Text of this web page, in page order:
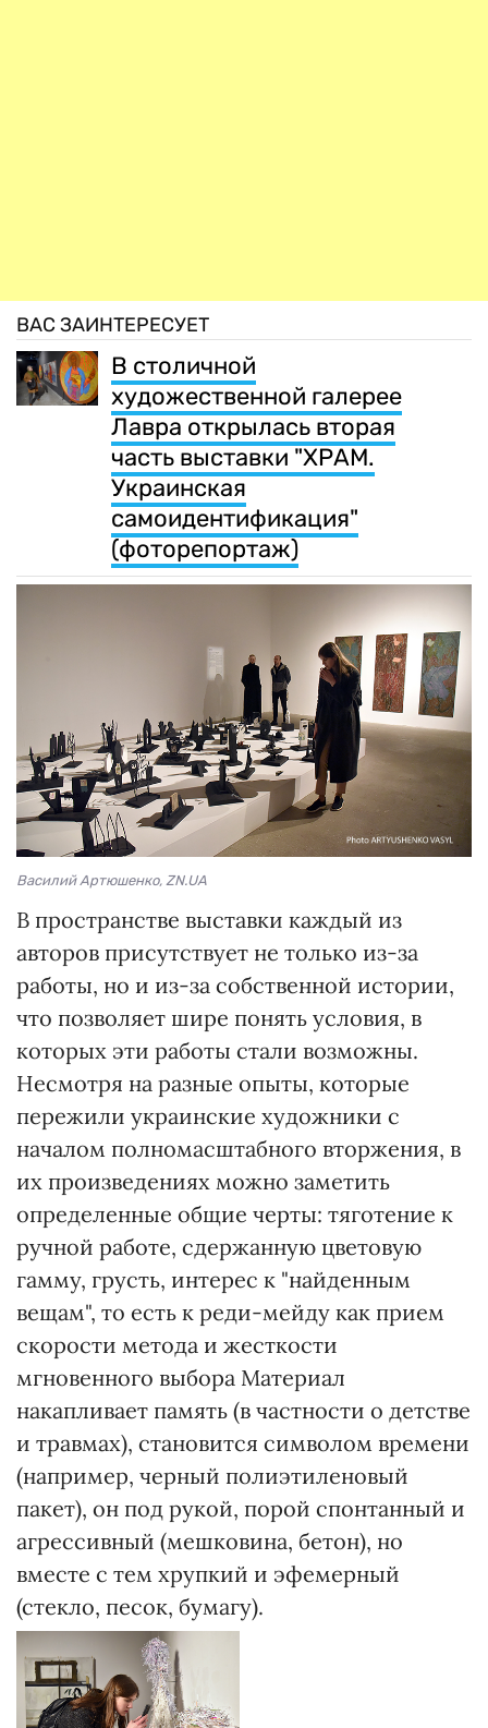
ВАС ЗАИНТЕРЕСУЕТ
В столичной
художественной галерее
Лавра открылась вторая
часть выставки "ХРАМ.
Украинская
самоидентификация"
(фоторепортаж)
Василий Артюшенко, ZN.UA
В пространстве выставки каждый из
авторов присутствует не только из-за
работы, но и из-за собственной истории,
что позволяет шире понять условия, в
которых эти работы стали возможны.
Несмотря на разные опыты, которые
пережили украинские художники с
началом полномасштабного вторжения, в
их произведениях можно заметить
определенные общие черты: тяготение к
ручной работе, сдержанную цветовую
гамму, грусть, интерес к "найденным
вещам", то есть к реди-мейду как прием
скорости метода и жесткости
мгновенного выбора Материал
накапливает память (в частности о детстве
и травмах), становится символом времени
(например, черный полиэтиленовый
пакет), он под рукой, порой спонтанный и
агрессивный (мешковина, бетон), но
вместе с тем хрупкий и эфемерный
(стекло, песок, бумагу).